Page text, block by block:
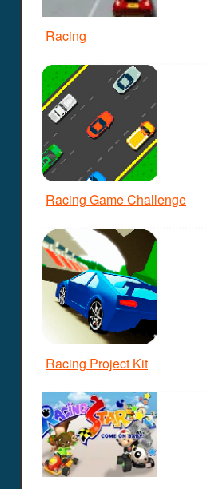
Racing
Racing Game Challenge
Racing Project Kit